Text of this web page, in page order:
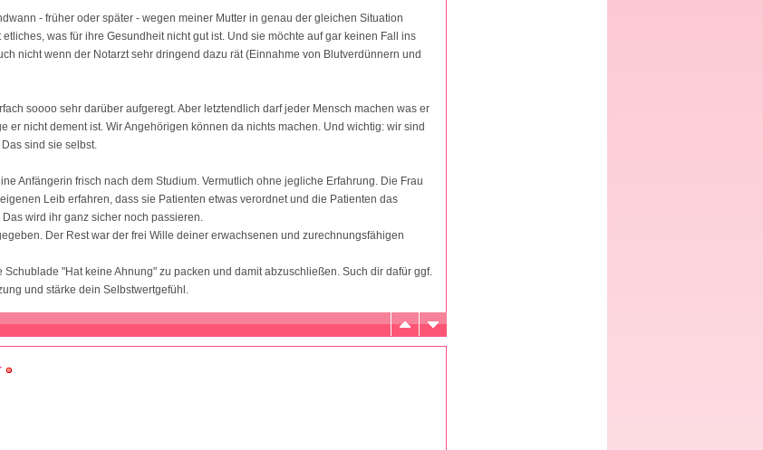
- früher oder später - wegen meiner Mutter in genau der gleichen Situation
was für ihre Gesundheit nicht gut ist. Und sie möchte auf gar keinen Fall ins
nicht wenn der Notarzt sehr dringend dazu rät (Einnahme von Blutverdünnern und
soooo sehr darüber aufgeregt. Aber letztendlich darf jeder Mensch machen was er
er nicht dement ist. Wir Angehörigen können da nichts machen. Und wichtig: wir sind
sind sie selbst.
Anfängerin frisch nach dem Studium. Vermutlich ohne jegliche Erfahrung. Die Frau
Leib erfahren, dass sie Patienten etwas verordnet und die Patienten das
wird ihr ganz sicher noch passieren.
Der Rest war der frei Wille deiner erwachsenen und zurechnungsfähigen
Schublade "Hat keine Ahnung" zu packen und damit abzuschließen. Such dir dafür ggf.
und stärke dein Selbstwertgefühl.